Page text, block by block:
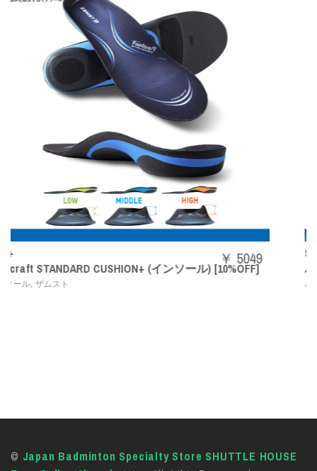
ル) [10%OFF]
パワークッションエアラスZメン
© Japan Badminton Specialty Store SHUTTLE HOUSE